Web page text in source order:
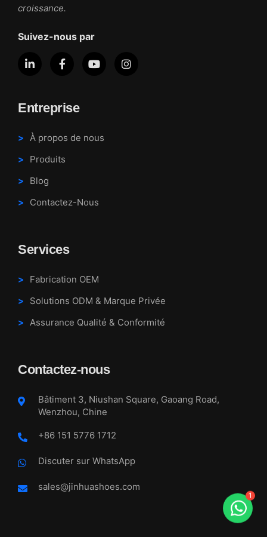
croissance.
Suivez-nous par
Entreprise
À propos de nous
Produits
Blog
Contactez-Nous
Services
Fabrication OEM
Solutions ODM & Marque Privée
Assurance Qualité & Conformité
Contactez-nous
Bâtiment 3, Niushan Square, Gaoang Road,
Wenzhou, Chine
+86 151 5776 1712
Discuter sur WhatsApp
sales@jinhuashoes.com
1